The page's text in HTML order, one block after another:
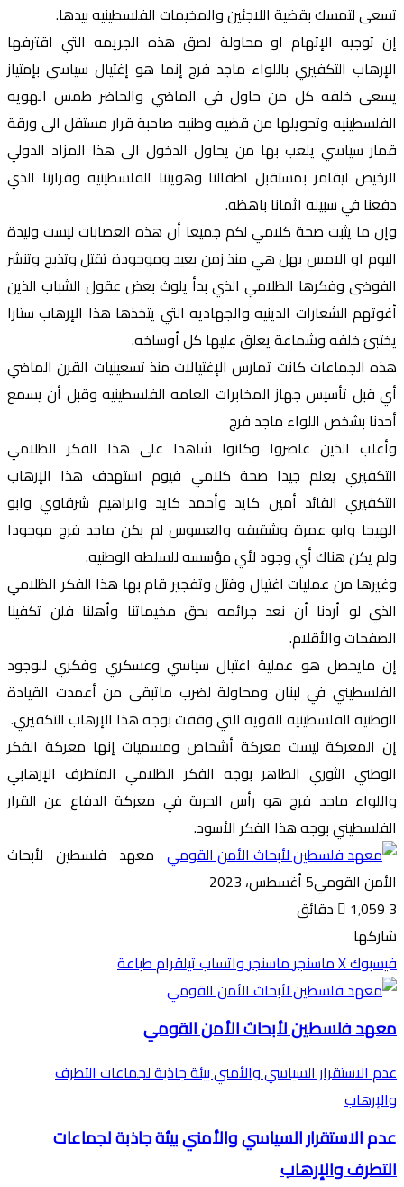
تسعى لتمسك بقضية اللاجئين والمخيمات الفلسطينيه بيدها.
إن توجيه الإتهام او محاولة لصق هذه الجريمه التي اقترفها
الإرهاب التكفيري باللواء ماجد فرج إنما هو إغتيال سياسي بإمتياز
يسعى خلفه كل من حاول في الماضي والحاضر طمس الهويه
الفلسطينيه وتحويلها من قضيه وطنيه صاحبة قرار مستقل الى ورقة
قمار سياسي يلعب بها من يحاول الدخول الى هذا المزاد الدولي
الرخيص ليقامر بمستقبل اطفالنا وهويتنا الفلسطينيه وقرارنا الذي
دفعنا في سبيله اثمانا باهظه.
وإن ما يثبت صحة كلامي لكم جميعا أن هذه العصابات ليست وليدة
اليوم او الامس بهل هي منذ زمن بعيد وموجودة تقتل وتذبح وتنشر
الفوضى وفكرها الظلامي الذي بدأ يلوث بعض عقول الشباب الذين
أغوتهم الشعارات الدينيه والجهاديه التي يتخذها هذا الإرهاب ستارا
يختبئ خلفه وشماعة يعلق عليها كل أوساخه.
هذه الجماعات كانت تمارس الإغتيالات منذ تسعينيات القرن الماضي
أي قبل تأسيس جهاز المخابرات العامه الفلسطينيه وقبل أن يسمع
أحدنا بشخص اللواء ماجد فرج
وأغلب الذين عاصروا وكانوا شاهدا على هذا الفكر الظلامي
التكفيري يعلم جيدا صحة كلامي فيوم استهدف هذا الإرهاب
التكفيري القائد أمين كايد وأحمد كايد وابراهيم شرقاوي وابو
الهيجا وابو عمرة وشقيقه والعسوس لم يكن ماجد فرج موجودا
ولم يكن هناك أي وجود لأي مؤسسه للسلطه الوطنيه.
وغيرها من عمليات اغتيال وقتل وتفجير قام بها هذا الفكر الظلامي
الذي لو أردنا أن نعد جرائمه بحق مخيماتنا وأهلنا فلن تكفينا
الصفحات والأقلام.
إن مايحصل هو عملية اغتيال سياسي وعسكري وفكري للوجود
الفلسطيني في لبنان ومحاولة لضرب ماتبقى من أعمدت القيادة
الوطنيه الفلسطينيه القويه التي وقفت بوجه هذا الإرهاب التكفيري.
إن المعركة ليست معركة أشخاص ومسميات إنها معركة الفكر
الوطني الثوري الطاهر بوجه الفكر الظلامي المتطرف الإرهابي
واللواء ماجد فرج هو رأس الحربة في معركة الدفاع عن القرار
الفلسطيني بوجه هذا الفكر الأسود.
معهد فلسطين لأبحاث
الأمن القومي5 أغسطس، 2023
1٬059 3 دقائق
شاركها
فيسبوك‫Xماسنجرماسنجرواتسابتيلقرامطباعة
معهد فلسطين لأبحاث الأمن القومي
عدم الاستقرار السياسي والأمني بيئة جاذبة لجماعات التطرف
والإرهاب
عدم الاستقرار السياسي والأمني بيئة جاذبة لجماعات
التطرف والإرهاب